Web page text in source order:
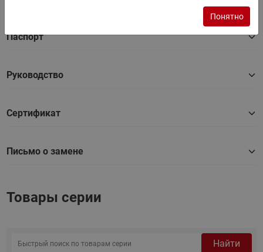
Паспорт
Руководство
Сертификат
Письмо о замене
Товары серии
Найти
Понятно